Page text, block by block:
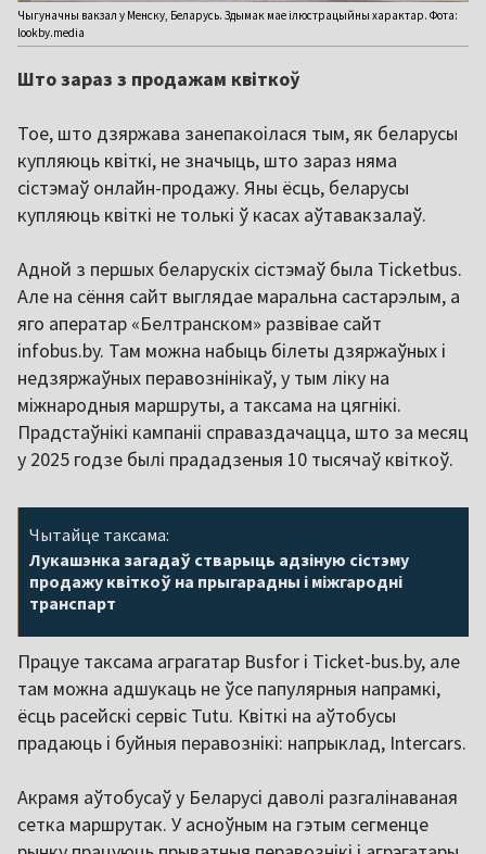
Чыгуначны вакзал у Менску, Беларусь. Здымак мае ілюстрацыйны характар. Фота:
lookby.media
Што зараз з продажам квіткоў
Тое, што дзяржава занепакоілася тым, як беларусы
купляюць квіткі, не значыць, што зараз няма
сістэмаў онлайн-продажу. Яны ёсць, беларусы
купляюць квіткі не толькі ў касах аўтавакзалаў.
Адной з першых беларускіх сістэмаў была Ticketbus.
Але на сёння сайт выглядае маральна састарэлым, а
яго аператар «Белтранском» развівае сайт
infobus.by. Там можна набыць білеты дзяржаўных і
недзяржаўных перавознінікаў, у тым ліку на
міжнародныя маршруты, а таксама на цягнікі.
Прадстаўнікі кампаніі справаздачацца, што за месяц
у 2025 годзе былі прададзеныя 10 тысячаў квіткоў.
Чытайце таксама:
Лукашэнка загадаў стварыць адзіную сістэму
продажу квіткоў на прыгарадны і міжгародні
транспарт
Працуе таксама аграгатар Busfor і Ticket-bus.by, але
там можна адшукаць не ўсе папулярныя напрамкі,
ёсць расейскі сервіс Tutu. Квіткі на аўтобусы
прадаюць і буйныя перавознікі: напрыклад, Intercars.
Акрамя аўтобусаў у Беларусі даволі разгалінаваная
сетка маршрутак. У асноўным на гэтым сегменце